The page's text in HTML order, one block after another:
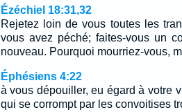
Ézéchiel 18:31,32
Rejetez loin de vous toutes les
vous avez péché; faites-vous un
nouveau. Pourquoi mourriez-vous,
Éphésiens 4:22
à vous dépouiller, eu égard à votre
qui se corrompt par les convoitises